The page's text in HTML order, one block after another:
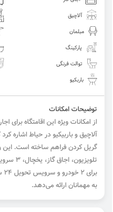
آلاچیق
مبلمان
پارکینگ
توالت فرنگی
باربکیو
توضیحات امکانات
از امکانات ویژه این اقامتگاه برای
آلاچیق و باربیکیو در حیاط اشاره
گریل کردن فراهم ساخته است. این
به مهمانان ارائه می‌دهد.